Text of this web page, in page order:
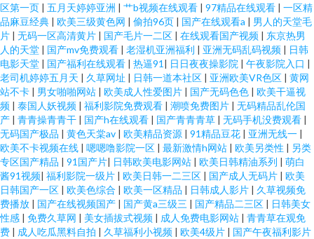
区第一页 | 五月天婷婷亚洲 | 艹b视频在线观看 | 97精品在线观看 | 一区精
品麻豆经典 | 欧美三级黄色网 | 偷拍96页 | 国产在线观看a | 男人的天堂毛
片 | 无码一区高清黄片 | 国产毛片一二区 | 在线观看国产视频 | 东京热男
人的天堂 | 国产mv免费观看 | 老湿机亚洲福利 | 亚洲无码乱码视频 | 日韩
电影天堂 | 国产福利在线观看 | 热逼91 | 日日夜夜操影院 | 午夜影院入口 |
老司机婷婷五月天 | 久草网址 | 日韩一道本社区 | 亚洲欧美VR色区 | 黄网
站不卡 | 男女啪啪网站 | 欧美成人性爱图片 | 国产无码色色 | 欧美干逼视
频 | 泰国人妖视频 | 福利影院免费观看 | 潮喷免费图片 | 无码精品乱伦国
产 | 青青操青青干 | 国产h在线观看 | 国产青青青草 | 无码手机没费观看 |
无码国产极品 | 黄色天棠av | 欧美精品资源 | 91精品豆花 | 亚洲无线一 |
欧美不卡视频在线 | 嗯嗯噜影院一区 | 最新激情h网站 | 欧美另类性 | 另类
专区国产精品 | 91国产片| 日韩欧美电影网站 | 欧美日韩精油系列 | 萌白
酱91视频| 福利影院一级片 | 欧美日韩一二三区 | 国产成人无码片 | 欧美
日韩国产一区 | 欧美色综合 | 欧美一区精品 | 日韩成人影片 | 久草视频免
费播放 | 国产在线视频国产 | 国产黄a三级三 | 国产精品二三区 | 日韩美女
性感 | 免费久草网 | 美女插拔式视频 | 成人免费电影网站 | 青青草在观免
费 | 成人吃瓜黑料自拍 | 久草福利小视频 | 欧美4级片 | 国产午夜福利影片